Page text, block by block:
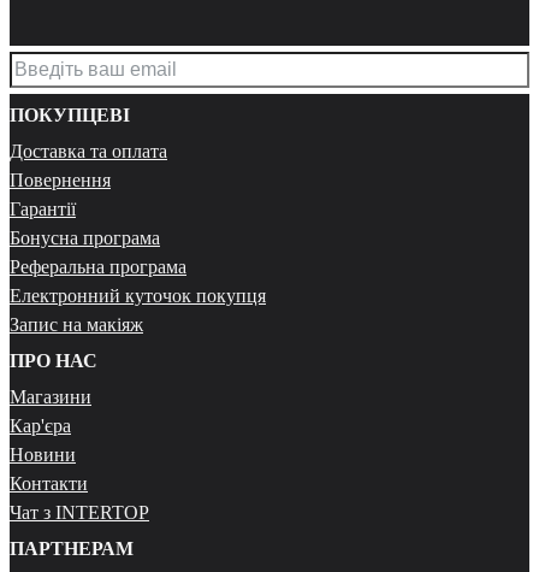
ПОКУПЦЕВІ
Доставка та оплата
Повернення
Гарантії
Бонусна програма
Реферальна програма
Електронний куточок покупця
Запис на макіяж
ПРО НАС
Магазини
Кар'єра
Новини
Контакти
Чат з INTERTOP
ПАРТНЕРАМ